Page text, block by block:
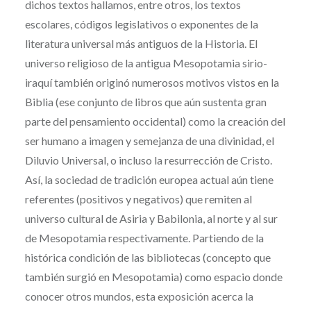
dichos textos hallamos, entre otros, los textos
escolares, códigos legislativos o exponentes de la
literatura universal más antiguos de la Historia. El
universo religioso de la antigua Mesopotamia sirio-
iraquí también originó numerosos motivos vistos en la
Biblia (ese conjunto de libros que aún sustenta gran
parte del pensamiento occidental) como la creación del
ser humano a imagen y semejanza de una divinidad, el
Diluvio Universal, o incluso la resurrección de Cristo.
Así, la sociedad de tradición europea actual aún tiene
referentes (positivos y negativos) que remiten al
universo cultural de Asiria y Babilonia, al norte y al sur
de Mesopotamia respectivamente. Partiendo de la
histórica condición de las bibliotecas (concepto que
también surgió en Mesopotamia) como espacio donde
conocer otros mundos, esta exposición acerca la